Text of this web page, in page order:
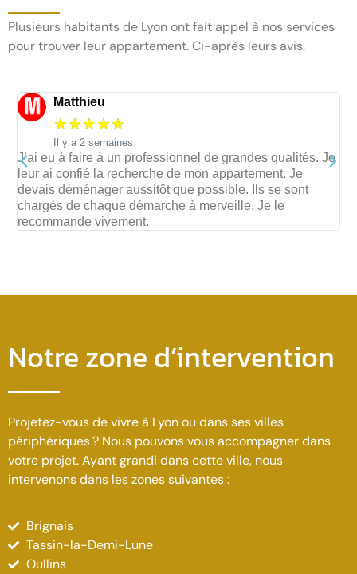
Plusieurs habitants de Lyon ont fait appel à nos services
pour trouver leur appartement. Ci-après leurs avis.
Hélène
☆☆☆☆☆
Il y a 1 mois
J’étais rarement sur place à cause de mon travail. Du
coup, ils se sont chargés de toutes les étapes. Je suis
heureuse de leur avoir fait confiance, car ils ont été très
efficaces. Sans avoir à me déplacer, j’ai pu obtenir un
appartement qui correspond à mes attentes.
Notre zone d’intervention
Projetez-vous de vivre à Lyon ou dans ses villes
périphériques ? Nous pouvons vous accompagner dans
votre projet. Ayant grandi dans cette ville, nous
intervenons dans les zones suivantes :
Brignais
Tassin-la-Demi-Lune
Oullins